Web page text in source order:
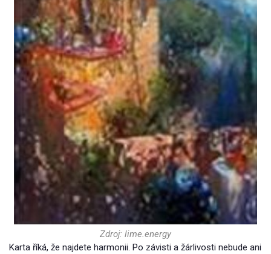
Zdroj: lime.energy
Karta říká, že najdete harmonii. Po závisti a žárlivosti nebude ani